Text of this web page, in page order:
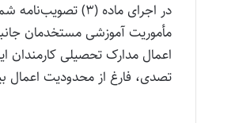
مأموریت آموزشی مستخدمان
اعمال مدارک تحصیلی کارمندان
تصدی، فارغ از محدودیت اعمال